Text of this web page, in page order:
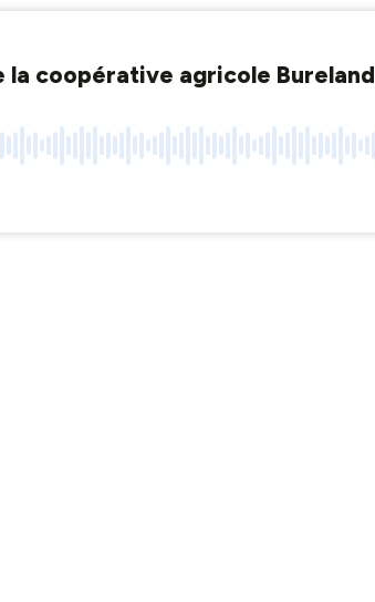
la coopérative agricole Bureland